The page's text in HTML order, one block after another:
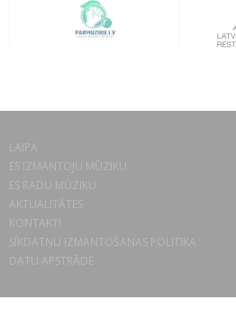
LAIPA
ES IZMANTOJU MŪZIKU
ES RADU MŪZIKU
AKTUALITĀTES
KONTAKTI
SĪKDATŅU IZMANTOŠANAS POLITIKA
DATU APSTRĀDE